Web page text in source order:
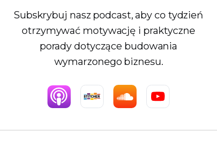
Subskrybuj nasz podcast, aby co tydzień
otrzymywać motywację i praktyczne
porady dotyczące budowania
wymarzonego biznesu.